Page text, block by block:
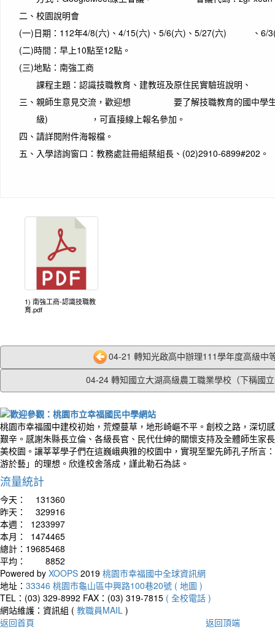
二、 校園說明會
(一)日期：112年4/8(六)、4/15(六)、5/6(六)、5/27(六) 、6/3(
(二)時間：早上10點至12點。
(三)地點：南強工商
三、
課程主題：認識技職教育、建教班及原住民實驗班說
親師生意見交流，歡迎想 要了解技職教育的國中學生
級) ，可直接線上報名參加。
四、 請詳閱附件海報檔。
五、 入學諮詢窗口：教務處註冊組蔡組長、(02)2910-6899#202。
1) 南強工商-認識技職教
育.pdf
04-21 轉知光啟高中辦理111學年度高級中
04-24 轉知國立大湖高級農工職業學校（下稱國
桃園市幸福國中建校初始，荒煙蔓草，地形崎嶇不平。創校之路，深切
艱辛。感謝朱縣長立倫、各級長官、民代仕紳的關懷支持及全體師生家
美校園。讓莘莘學子們在這巍峨典雅的校園中，實現至聖先師孔子所言
游於藝」的理想。欣逢校舍落成，謹此勒石為誌。
流量統計
今天：
131360
昨天：
329916
本週：
1233997
本月：
1474465
總計： 19685468
平均：
8852
Powered by XOOPS 2019 桃園市幸福國中全球資訊網
地址： 33346 桃園市龜山區中興路100巷20號 ( 地圖 )
TEL：(03) 329-8992 FAX：(03) 319-7815 ( 全校電話 )
網站維護：資訊組 ( 教職員MAIL )
返回首頁
返回頂端